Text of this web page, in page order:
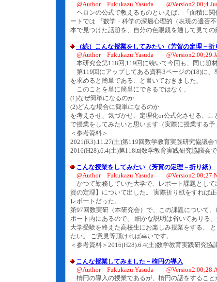
@Author Fukukazu.Yasuda
ヘロンの公式で教えるものといえば、「面積に
ートでは 『数学・科学の深層心理的（表現の適否
本で見つけた話題を、自分の色眼鏡を通して見ての
（続）こんな授業をしてみたい（芳賀の定理－折
@Author Fukukazu.Yasuda
本研究会第118回,119回に続いて今回も、同じ題
第119回にアップしてある資料3ページの(18)に
を求めると簡単である、と書いておきました。
このことを単に簡単にできるではなく、
(1)なぜ簡単になるのか
(2)どんな場合に簡単になるのか
を考えさせ、気づかせ、定理化or公式化させる、
で授業をしてみたいと思います（実際に授業する予
＜参考資料＞
2021(R3).11.27(土)第119回数学教育実践研究協
2016(H28).6.4(土)第118回数学教育実践研究協議
こんな授業をしてみたい（芳賀の定理－折り紙）
@Author Fukukazu.Yasuda
かつて勤務していた大学で、レポート課題とし
賀の定理】について出した。 実際折り紙をすれば
レポートだった。
第97回数実研（本研究会）で、この課題について
ポート内にあるので、 細かな説明は省いてありる
大学受験を終えた高校生にお楽しみ授業をする、
たい。 ご意見等頂ければ幸いです。
＜参考資料＞2016(H28).6.4(土)数学教育実践研究
こんな授業してみました－楕円の導入
@Author Fukukazu.Yasuda
楕円の導入の授業であるが、楕円の話をするこ